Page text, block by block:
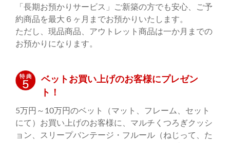
「長期お預かりサービス」ご新築の方でも安心、ご予
約商品を最大６ヶ月までお預かりいたします。
ただし、現品商品、アウトレット商品は一か月までの
お預かりになります。
ベットお買い上げのお客様にプレゼン
ト！
5万円～10万円のベット（マット、フレーム、セット
にて）お買い上げのお客様に、マルチくつろぎクッシ
ョン、スリープバンテージ・フルール（ねじって、た